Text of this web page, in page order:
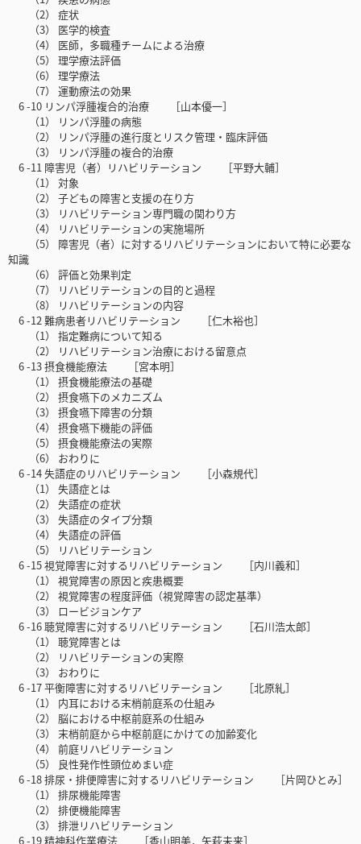
（2） 症状
（3） 医学的検査
（4） 医師，多職種チームによる治療
（5） 理学療法評価
（6） 理学療法
（7） 運動療法の効果
6 -10 リンパ浮腫複合的治療 ［山本優一］
（1） リンパ浮腫の病態
（2） リンパ浮腫の進行度とリスク管理・臨床評価
（3） リンパ浮腫の複合的治療
6 -11 障害児（者）リハビリテーション ［平野大輔］
（1） 対象
（2） 子どもの障害と支援の在り方
（3） リハビリテーション専門職の関わり方
（4） リハビリテーションの実施場所
（5） 障害児（者）に対するリハビリテーションにおいて特に必要な
知識
（6） 評価と効果判定
（7） リハビリテーションの目的と過程
（8） リハビリテーションの内容
6 -12 難病患者リハビリテーション ［仁木裕也］
（1） 指定難病について知る
（2） リハビリテーション治療における留意点
6 -13 摂食機能療法 ［宮本明］
（1） 摂食機能療法の基礎
（2） 摂食嚥下のメカニズム
（3） 摂食嚥下障害の分類
（4） 摂食嚥下機能の評価
（5） 摂食機能療法の実際
（6） おわりに
6 -14 失語症のリハビリテーション ［小森規代］
（1） 失語症とは
（2） 失語症の症状
（3） 失語症のタイプ分類
（4） 失語症の評価
（5） リハビリテーション
6 -15 視覚障害に対するリハビリテーション ［内川義和］
（1） 視覚障害の原因と疾患概要
（2） 視覚障害の程度評価（視覚障害の認定基準）
（3） ロービジョンケア
6 -16 聴覚障害に対するリハビリテーション ［石川浩太郎］
（1） 聴覚障害とは
（2） リハビリテーションの実際
（3） おわりに
6 -17 平衡障害に対するリハビリテーション ［北原糺］
（1） 内耳における末梢前庭系の仕組み
（2） 脳における中枢前庭系の仕組み
（3） 末梢前庭から中枢前庭にかけての加齢変化
（4） 前庭リハビリテーション
（5） 良性発作性頭位めまい症
6 -18 排尿・排便障害に対するリハビリテーション ［片岡ひとみ］
（1） 排尿機能障害
（2） 排便機能障害
（3） 排泄リハビリテーション
6 -19 精神科作業療法 ［香山明美，矢萩未来］